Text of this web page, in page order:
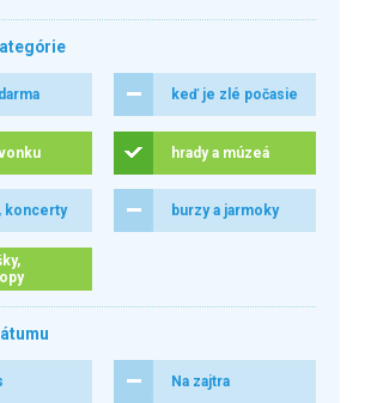
keď je zlé počasie
hrady a múzeá
koncerty burzy a jarmoky
Na zajtra